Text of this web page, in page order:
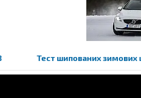
Тест шипованих